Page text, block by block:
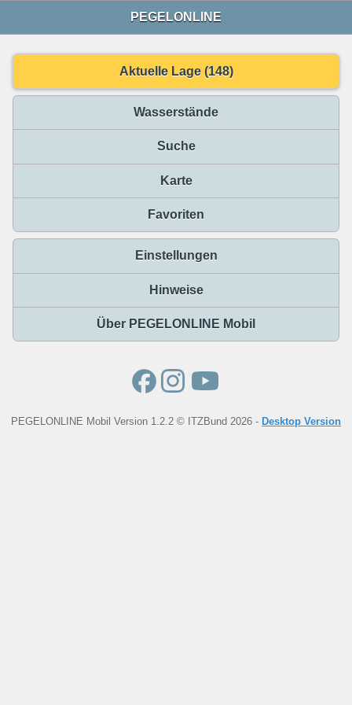
PEGELONLINE
Aktuelle Lage (148)
Wasserstände
Suche
Karte
Favoriten
Einstellungen
Hinweise
Über PEGELONLINE Mobil
PEGELONLINE Mobil Version 1.2.2 © ITZBund 2026 - Desktop Version